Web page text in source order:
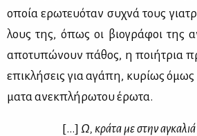
οποία ερω­τευό­ταν συ­χνά τους
λους της, όπως οι βιο­γρά­φοι της
απο­τυ­πώ­νουν πά­θος, η ποι­ή­τρια
επι­κλή­σεις για αγά­πη, κυ­ρί­ως
μα­τα ανεκ­πλή­ρω­του έρω­τα.
[…] Ω, κρά­τα με στην